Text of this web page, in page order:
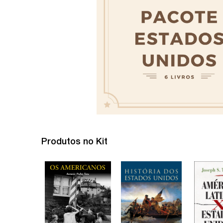
Produtos no Kit